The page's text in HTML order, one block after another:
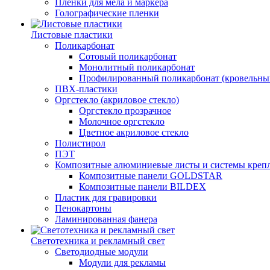
Пленки для мела и маркера
Голографические пленки
Листовые пластики
Поликарбонат
Сотовый поликарбонат
Монолитный поликарбонат
Профилированный поликарбонат
ПВХ-пластики
Оргстекло (акриловое стекло)
Оргстекло прозрачное
Молочное оргстекло
Цветное акриловое стекло
Полистирол
ПЭТ
Композитные алюминиевые листы и системы
Композитные панели GOLDSTAR
Композитные панели BILDEX
Пластик для гравировки
Пенокартоны
Ламинированная фанера
Светотехника и рекламный свет
Светодиодные модули
Модули для рекламы